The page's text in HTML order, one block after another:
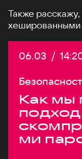
Также
хешированными
Дата:
06.03 /
Как мы
ми